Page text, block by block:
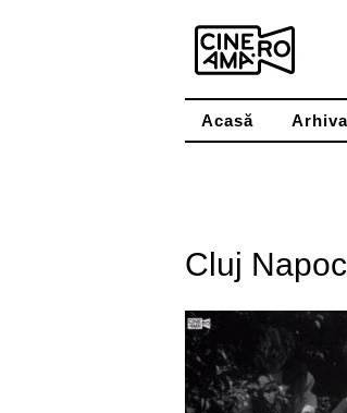
Skip
content
Acasă
Cluj